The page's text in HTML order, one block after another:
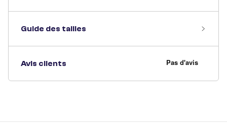
Guide des tailles
Avis clients